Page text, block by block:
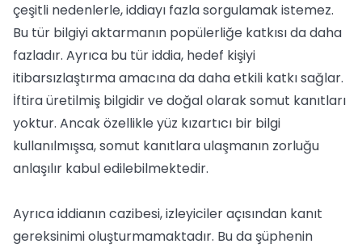
çeşitli nedenlerle, iddiayı fazla sorgulamak istemez.
Bu tür bilgiyi aktarmanın popülerliğe katkısı da daha
fazladır. Ayrıca bu tür iddia, hedef kişiyi
itibarsızlaştırma amacına da daha etkili katkı sağlar.
İftira üretilmiş bilgidir ve doğal olarak somut kanıtları
yoktur. Ancak özellikle yüz kızartıcı bir bilgi
kullanılmışsa, somut kanıtlara ulaşmanın zorluğu
anlaşılır kabul edilebilmektedir.
Ayrıca iddianın cazibesi, izleyiciler açısından kanıt
gereksinimi oluşturmamaktadır. Bu da şüphenin